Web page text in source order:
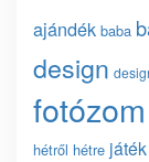
ajándék baba
design
fotózom
hétről hétre játék